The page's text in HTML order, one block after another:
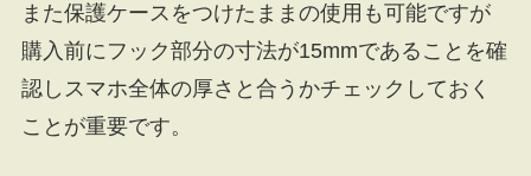
また保護ケースをつけたままの使用も可能ですが
購入前にフック部分の寸法が15mmであることを確
認しスマホ全体の厚さと合うかチェックしておく
ことが重要です。